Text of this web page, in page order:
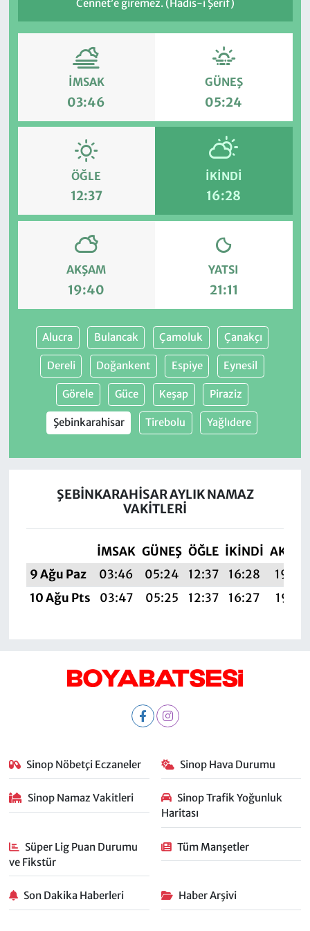
Cennet’e giremez. (Hadis-i Şerif)
İMSAK
03:46
GÜNEŞ
05:24
ÖĞLE
12:37
İKINDI
16:28
AKŞAM
19:40
YATSI
21:11
Alucra Bulancak Çamoluk Çanakçı
Dereli Doğankent Espiye Eynesil
Görele Güce Keşap Piraziz
Şebinkarahisar Tirebolu Yağlıdere
ŞEBINKARAHISAR AYLIK NAMAZ
VAKITLERI
İMSAK GÜNEŞ ÖĞLE İKINDI
9 Ağu Paz
03:46 05:24 12:37 16:28
19:40
10 Ağu Pts
03:47 05:25 12:37 16:27 19:38
Sinop Nöbetçi Eczaneler Sinop Hava Durumu
Sinop Namaz Vakitleri
Sinop Trafik Yoğunluk
Haritası
Süper Lig Puan Durumu
ve Fikstür
Tüm Manşetler
Son Dakika Haberleri Haber Arşivi